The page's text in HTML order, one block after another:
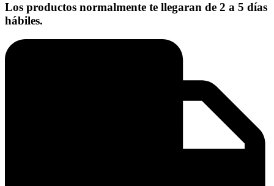
Los productos normalmente te llegaran de 2 a 5 días
hábiles.